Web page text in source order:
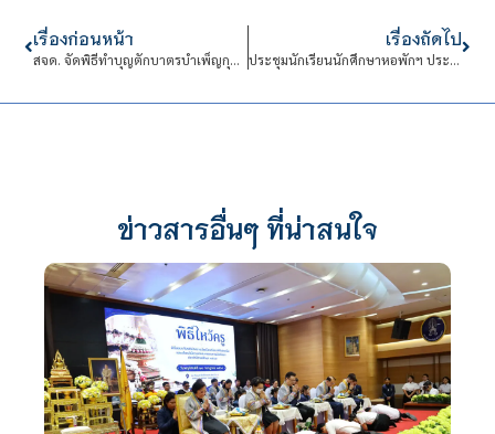
เรื่องก่อนหน้า
สจด. จัดพิธีทำบุญตักบาตรบำเพ็ญกุศลสัตตมวาร ถวายเป็นพระราชกุศลสมเด็จนางเจ้าสิริกิติ์ พระบรมราชินีนาถพระบรมราชชนนีพันปีหลวง
เรื่องถัดไป
ประชุมนักเรียนนักศึกษาหอพักฯ ประจำเดือน พฤศจิกายน 2568
ข่าวสารอื่นๆ ที่น่าสนใจ